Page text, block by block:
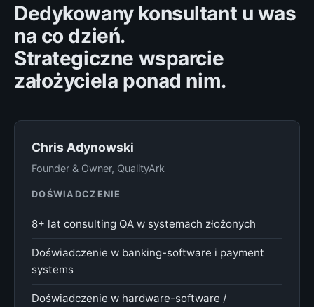
Dedykowany konsultant u was
na co dzień.
Strategiczne wsparcie
założyciela ponad nim.
Chris Adynowski
Founder & Owner, QualityArk
DOŚWIADCZENIE
8+ lat consulting QA w systemach złożonych
Doświadczenie w banking-software i payment
systems
Doświadczenie w hardware-software /